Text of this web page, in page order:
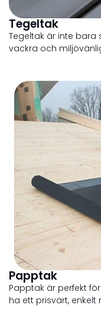
Tegeltak
Tegeltak är inte bara
vackra och
Papptak
Papptak är perfekt
ha ett prisvärt, enkelt